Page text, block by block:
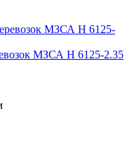
МЗСА H 6125-2.35